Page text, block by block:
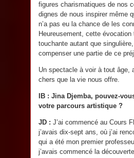
figures charismatiques de nos
dignes de nous inspirer même
n’a pas eu la chance de les
Heureusement, cette évocation
touchante autant que
compenser une partie de ce
Un spectacle à voir à tout âge,
chers que la vie nous offre.
IB : Jina Djemba, pouvez-
votre parcours artistique ?
JD : J’ai commencé au Cours
j’avais dix-sept ans, où j’ai
qui a été mon premier
j’avais commencé la